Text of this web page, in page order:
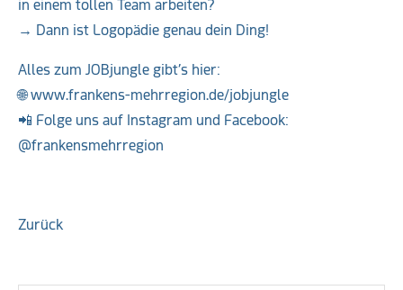
in einem tollen Team arbeiten?
→ Dann ist Logopädie genau dein Ding!
Alles zum JOBjungle gibt’s hier:
🌐 www.frankens-mehrregion.de/jobjungle
📲 Folge uns auf Instagram und Facebook:
@frankensmehrregion
Zurück